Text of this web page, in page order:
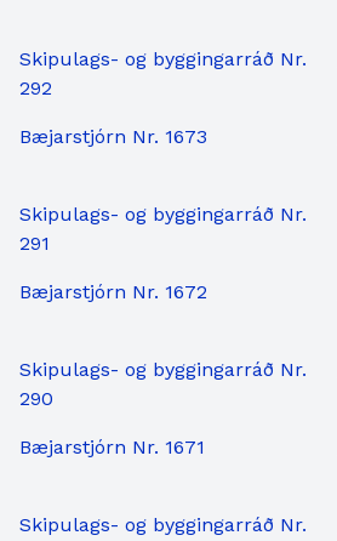
Skipulags- og byggingarráð Nr.
292
Bæjarstjórn Nr. 1673
Skipulags- og byggingarráð Nr.
291
Bæjarstjórn Nr. 1672
Skipulags- og byggingarráð Nr.
290
Bæjarstjórn Nr. 1671
Skipulags- og byggingarráð Nr.